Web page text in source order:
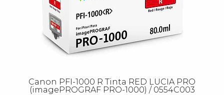
Canon PFI-1000 R Tinta RED LUCIA PRO
(imagePROGRAF PRO-1000) / 0554C003